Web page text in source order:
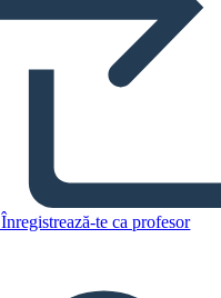
Înregistrează-te ca profesor